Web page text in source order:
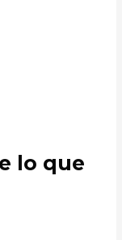
lo que